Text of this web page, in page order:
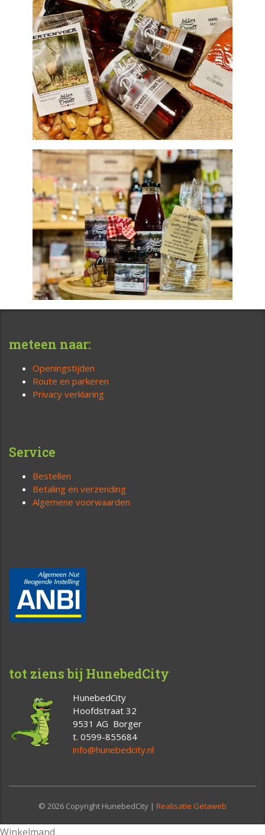
meteen naar:
Openingstijden
Route en parkeren
Privacy verklaring
Service
Bestellen
Betaling en verzending
Algemene voorwaarden
tot ziens bij HunebedCity
HunebedCity
Hoofdstraat 32
9531 AG Borger
t. 0599-855684
info@hunebedcity.nl
© 2026 Copyright HunebedCity | Realisatie Getaweb
Winkelmand